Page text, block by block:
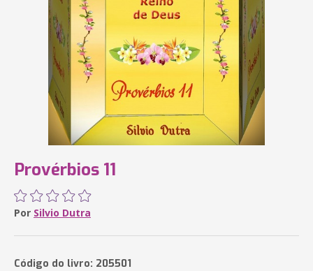
Provérbios 11
Por Silvio Dutra
Código do livro: 205501